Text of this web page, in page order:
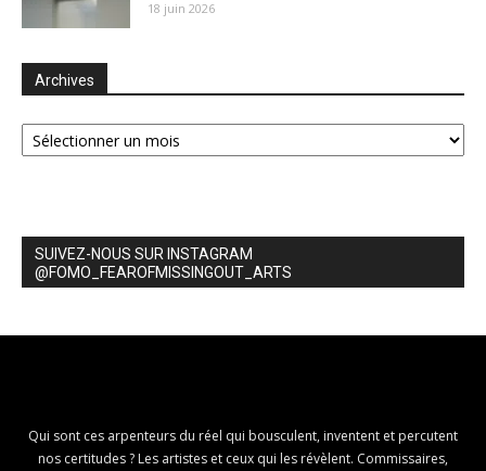
18 juin 2026
Archives
Archives
SUIVEZ-NOUS SUR INSTAGRAM
@FOMO_FEAROFMISSINGOUT_ARTS
Qui sont ces arpenteurs du réel qui bousculent, inventent et percutent
nos certitudes ? Les artistes et ceux qui les révèlent. Commissaires,